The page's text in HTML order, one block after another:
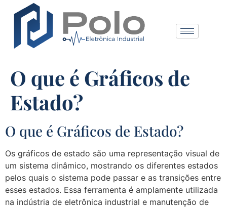
O que é Gráficos de
Estado?
O que é Gráficos de Estado?
Os gráficos de estado são uma representação visual de
um sistema dinâmico, mostrando os diferentes estados
pelos quais o sistema pode passar e as transições entre
esses estados. Essa ferramenta é amplamente utilizada
na indústria de eletrônica industrial e manutenção de